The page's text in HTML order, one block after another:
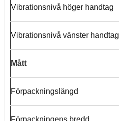
Vibrationsnivå höger handtag
Vibrationsnivå vänster handtag
Mått
Förpackningslängd
Förpackningens bredd